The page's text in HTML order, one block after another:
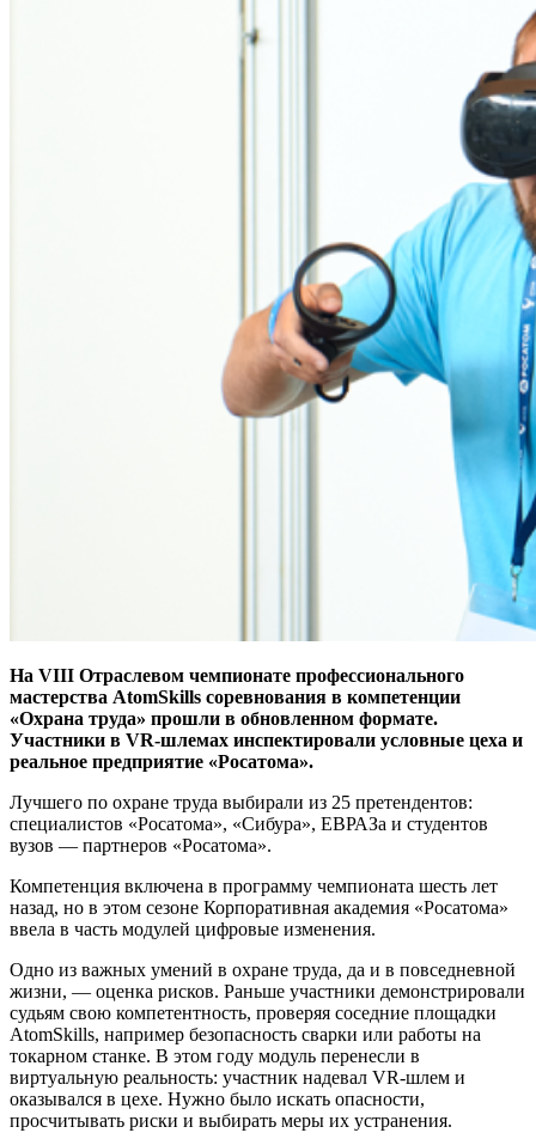
На VIII Отраслевом чемпионате профессионального
мастерства AtomSkills соревнования в компетенции
«Охрана труда» прошли в обновленном формате.
Участники в VR-шлемах инспектировали условные цеха и
реальное предприятие «Росатома».
Лучшего по охране труда выбирали из 25 претендентов:
специалистов «Росатома», «Сибура», ЕВРАЗа и студентов
вузов — ​партнеров «Росатома».
Компетенция включена в программу чемпионата шесть лет
назад, но в этом сезоне Корпоративная академия «Росатома»
ввела в часть модулей цифровые изменения.
Одно из важных умений в охране труда, да и в повседневной
жизни, — ​оценка рисков. Раньше участники демонстрировали
судьям свою компетентность, проверяя соседние площадки
AtomSkills, ​например безопасность сварки или работы на
токарном станке. В этом году модуль перенесли в
виртуальную реальность: участник надевал VR-шлем и
оказывался в цехе. Нужно было искать опасности,
просчитывать риски и выбирать меры их устранения.